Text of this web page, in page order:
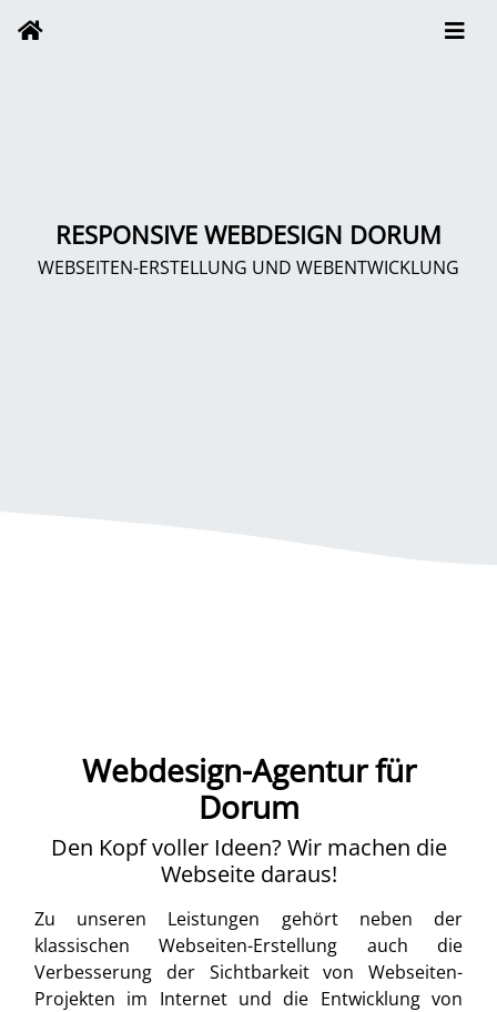
RESPONSIVE WEBDESIGN DORUM
WEBSEITEN-ERSTELLUNG UND WEBENTWICKLUNG
Webdesign-Agentur für
Dorum
Den Kopf voller Ideen? Wir machen die
Webseite daraus!
Zu unseren Leistungen gehört neben der
klassischen Webseiten-Erstellung auch die
Verbesserung der Sichtbarkeit von Webseiten-
Projekten im Internet und die Entwicklung von